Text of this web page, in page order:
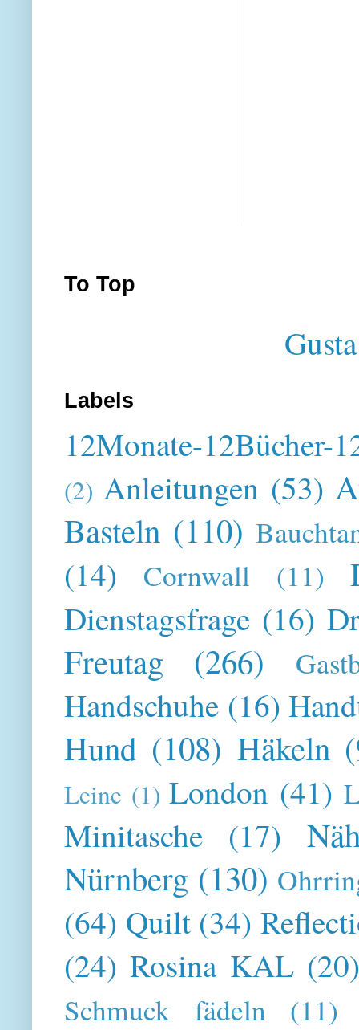
To Top
Labels
12Monate-12Bücher-
(2) Anleitungen (53)
Basteln (110)
(14) Cornwall (11)
Dienstagsfrage (16)
Freutag (266)
Handschuhe (16)
Hund (108) Häkeln
Leine (1) London (41)
Minitasche (17)
Nürnberg (130)
(64) Quilt (34)
(24) Rosina KAL
Schmuck fädeln (11)